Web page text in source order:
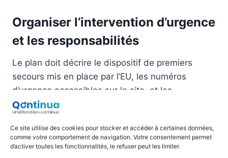
Ce site utilise des cookies pour stocker et accéder à certaines données,
comme votre comportement de navigation. Votre consentement permet
d’activer toutes les fonctionnalités, le refuser peut les limiter.
Organiser l’intervention d’urgence
et les responsabilités
Le plan doit décrire le dispositif de premiers
secours mis en place par l’EU, les numéros
d’urgence accessibles sur le site, et les
procédures d’évacuation. L’organisation du
de sécurité entre les différentes entreprises
doivent être explicitement définies. Qui décide en